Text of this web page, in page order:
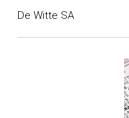
DECITEX
ADDEV Technical
De Witte SA